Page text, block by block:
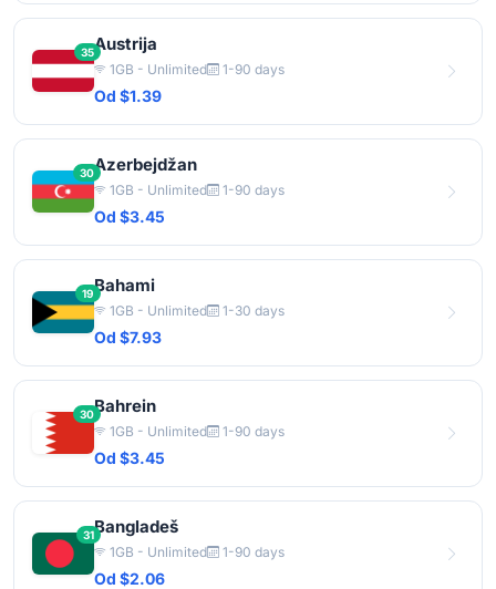
35Austrija
1GB - Unlimited 1-90 days
Od $1.39
30Azerbejdžan
1GB - Unlimited 1-90 days
Od $3.45
19Bahami
1GB - Unlimited 1-30 days
Od $7.93
30Bahrein
1GB - Unlimited 1-90 days
Od $3.45
31Bangladeš
1GB - Unlimited 1-90 days
Od $2.06